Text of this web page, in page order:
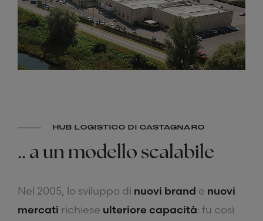
HUB LOGISTICO DI CASTAGNARO
.. a un modello scalabile
Nel 2005, lo sviluppo di nuovi brand e nuovi
mercati richiese ulteriore capacità: fu così